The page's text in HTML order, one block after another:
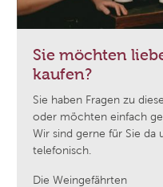
Sie möchten
kaufen?
Sie haben Fragen zu
oder möchten einfach
Wir sind gerne für Sie da
telefonisch.
Die Weingefährten